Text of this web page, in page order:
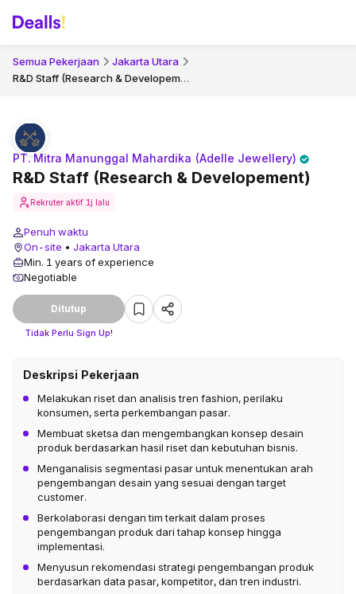
Semua Pekerjaan Jakarta Utara
R&D Staff (Research & Developement)
R&D Staff (Research & Developement)
PT. Mitra Manunggal Mahardika (Adelle Jewellery)
Rekruter aktif 1j lalu
Penuh waktu
On-site • Jakarta Utara
Min. 1 years of experience
Negotiable
Ditutup
Tidak Perlu Sign Up!
Deskripsi Pekerjaan
Melakukan riset dan analisis tren fashion, perilaku
konsumen, serta perkembangan pasar.
Membuat sketsa dan mengembangkan konsep desain
produk berdasarkan hasil riset dan kebutuhan bisnis.
Menganalisis segmentasi pasar untuk menentukan arah
pengembangan desain yang sesuai dengan target
customer.
Berkolaborasi dengan tim terkait dalam proses
pengembangan produk dari tahap konsep hingga
implementasi.
Menyusun rekomendasi strategi pengembangan produk
berdasarkan data pasar, kompetitor, dan tren industri.